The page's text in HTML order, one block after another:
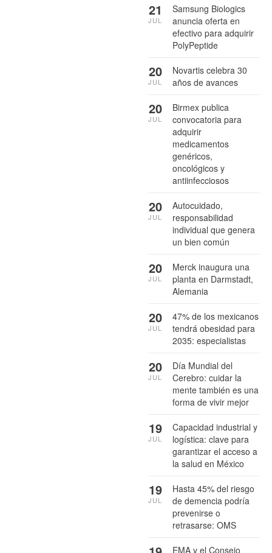
Samsung Biologics
anuncia oferta en
efectivo para adquirir
PolyPeptide
21
JUL
Novartis celebra 30
años de avances
20
JUL
Birmex publica
convocatoria para
adquirir
medicamentos
genéricos,
oncológicos y
antiinfecciosos
20
JUL
Autocuidado,
responsabilidad
individual que genera
un bien común
20
JUL
Merck inaugura una
planta en Darmstadt,
Alemania
20
JUL
47% de los mexicanos
tendrá obesidad para
2035: especialistas
20
JUL
Día Mundial del
Cerebro: cuidar la
mente también es una
forma de vivir mejor
20
JUL
Capacidad industrial y
logística: clave para
garantizar el acceso a
la salud en México
19
JUL
Hasta 45% del riesgo
de demencia podría
prevenirse o
retrasarse: OMS
19
JUL
EMA y el Consejo